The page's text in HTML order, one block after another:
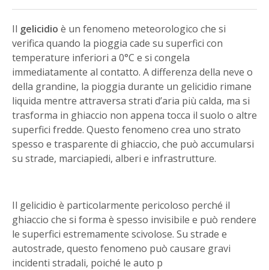
Il gelicidio è un fenomeno meteorologico che si
verifica quando la pioggia cade su superfici con
temperature inferiori a 0°C e si congela
immediatamente al contatto. A differenza della neve o
della grandine, la pioggia durante un gelicidio rimane
liquida mentre attraversa strati d’aria più calda, ma si
trasforma in ghiaccio non appena tocca il suolo o altre
superfici fredde. Questo fenomeno crea uno strato
spesso e trasparente di ghiaccio, che può accumularsi
su strade, marciapiedi, alberi e infrastrutture.
Il gelicidio è particolarmente pericoloso perché il
ghiaccio che si forma è spesso invisibile e può rendere
le superfici estremamente scivolose. Su strade e
autostrade, questo fenomeno può causare gravi
incidenti stradali, poiché le auto p